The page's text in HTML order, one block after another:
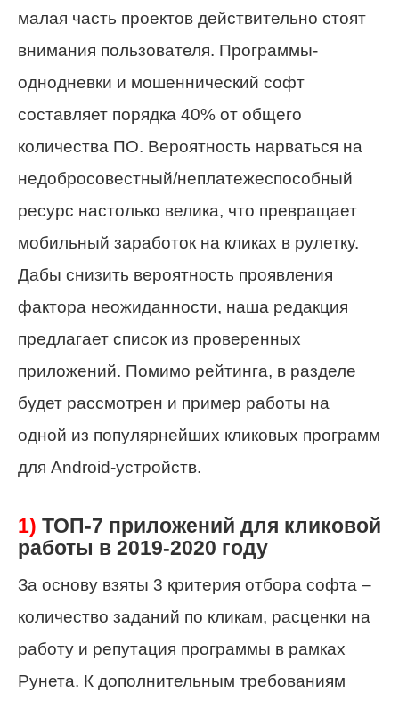
малая часть проектов действительно стоят
внимания пользователя. Программы-
однодневки и мошеннический софт
составляет порядка 40% от общего
количества ПО. Вероятность нарваться на
недобросовестный/неплатежеспособный
ресурс настолько велика, что превращает
мобильный заработок на кликах в рулетку.
Дабы снизить вероятность проявления
фактора неожиданности, наша редакция
предлагает список из проверенных
приложений. Помимо рейтинга, в разделе
будет рассмотрен и пример работы на
одной из популярнейших кликовых программ
для Android-устройств.
1) ТОП-7 приложений для кликовой
работы в 2019-2020 году
За основу взяты 3 критерия отбора софта –
количество заданий по кликам, расценки на
работу и репутация программы в рамках
Рунета. К дополнительным требованиям